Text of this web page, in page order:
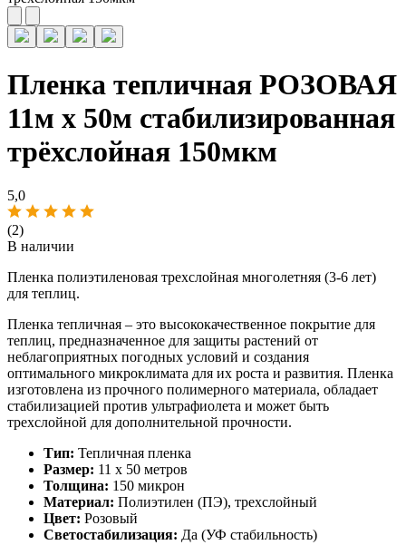
Пленка тепличная РОЗОВАЯ
11м х 50м стабилизированная
трёхслойная 150мкм
5,0
(2)
В наличии
Пленка полиэтиленовая трехслойная многолетняя (3-6 лет)
для теплиц.
Пленка тепличная – это высококачественное покрытие для
теплиц, предназначенное для защиты растений от
неблагоприятных погодных условий и создания
оптимального микроклимата для их роста и развития. Пленка
изготовлена из прочного полимерного материала, обладает
стабилизацией против ультрафиолета и может быть
трехслойной для дополнительной прочности.
Тип: Тепличная пленка
Размер: 11 х 50 метров
Толщина: 150 микрон
Материал: Полиэтилен (ПЭ), трехслойный
Цвет: Розовый
Светостабилизация: Да (УФ стабильность)